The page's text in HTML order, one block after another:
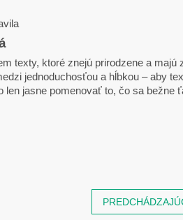
texty, ktoré znejú prirodzene a
jednoduchosťou a hĺbkou – aby
len jasne pomenovať to, čo sa